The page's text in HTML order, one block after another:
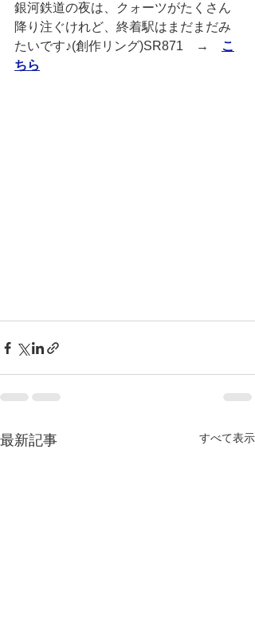
銀河鉄道の夜は、クォーツがたくさん
降り注ぐけれど、終着駅はまだまだみ
たいです♪(創作リング)SR871　→
こ
ちら
最新記事 すべて表示